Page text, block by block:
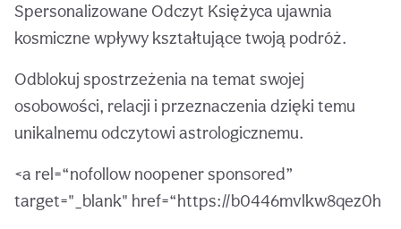
Spersonalizowane Odczyt Księżyca ujawnia
kosmiczne wpływy kształtujące twoją podróż.
Odblokuj spostrzeżenia na temat swojej
osobowości, relacji i przeznaczenia dzięki temu
unikalnemu odczytowi astrologicznemu.
<a rel=“nofollow noopener sponsored”
target="_blank" href=“https://b0446mvlkw8qez0h